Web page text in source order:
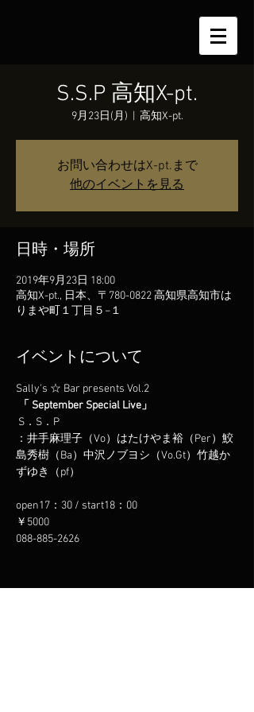
S.S.P 高知X-pt.
9月23日(月) 高知X-pt.
お問い合わせはX-pt.まで
他のイベントを見る
日時・場所
2019年9月23日 18:00
高知X-pt., 日本、〒780-0822 高知県高知市は
りまや町１丁目５−１
イベントについて
Sally's ☆ Bar presents Vol.2
「 September Special Live」
S．S．P
：井手麻理子（Vo）はたけやま裕（Per）鮫
島秀樹（Ba）中沢ノブヨシ（Vo.Gt）竹越か
open17：30 / start18：00
￥5000
088-885-2626